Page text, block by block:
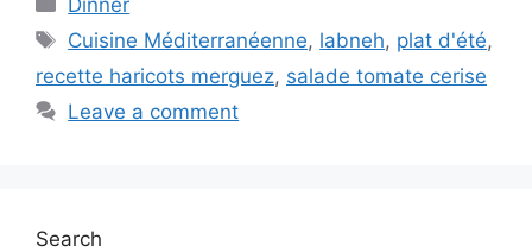
Tags
Cuisine Méditerranéenne, labneh, plat d'été,
recette haricots merguez, salade tomate cerise
Leave a comment
Search